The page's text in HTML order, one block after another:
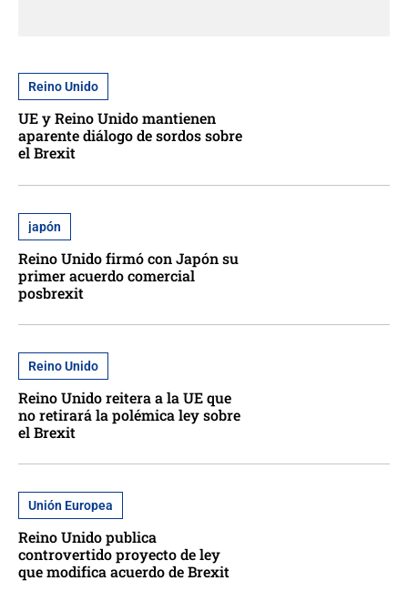
Reino Unido
UE y Reino Unido mantienen
aparente diálogo de sordos sobre
el Brexit
japón
Reino Unido firmó con Japón su
primer acuerdo comercial
posbrexit
Reino Unido
Reino Unido reitera a la UE que
no retirará la polémica ley sobre
el Brexit
Unión Europea
Reino Unido publica
controvertido proyecto de ley
que modifica acuerdo de Brexit